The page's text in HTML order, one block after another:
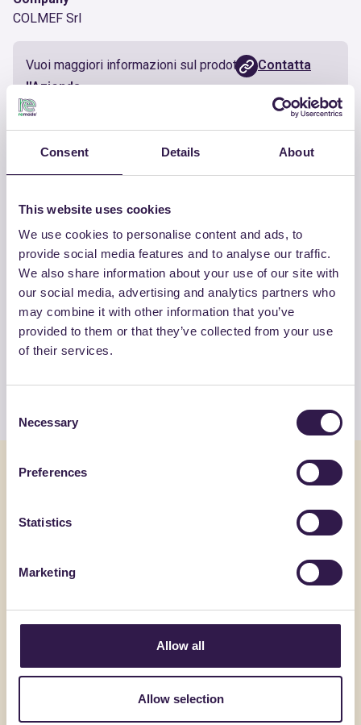
Consent Details About
This website uses cookies
We use cookies to personalise content and ads, to
provide social media features and to analyse our traffic.
We also share information about your use of our site with
our social media, advertising and analytics partners who
may combine it with other information that you’ve
provided to them or that they’ve collected from your use
of their services.
Selection
Necessary
Preferences
Statistics
Marketing
Allow all
Allow selection
COLMEF Srl
Vuoi maggiori informazioni sul prodotto? Contatta
l'Azienda
ALTRI PRODOTTI
Guarda la lista completa dei prodotti
certificati di COLMEF SRL
Guarda l’elenco
Potrebbe interessarti anche
Edilizia Edilizia